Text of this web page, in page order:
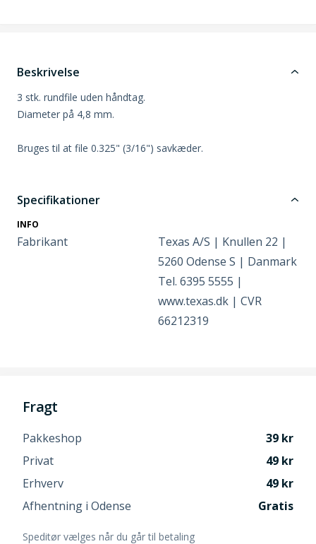
Beskrivelse
3 stk. rundfile uden håndtag.
Diameter på 4,8 mm.
Bruges til at file 0.325" (3/16") savkæder.
Specifikationer
INFO
Fabrikant
Texas A/S | Knullen 22 |
5260 Odense S | Danmark
Tel. 6395 5555 |
www.texas.dk | CVR
66212319
Fragt
Pakkeshop
39
Privat
49
Erhverv
49
Afhentning i Odense
Gratis
Speditør vælges når du går til betaling